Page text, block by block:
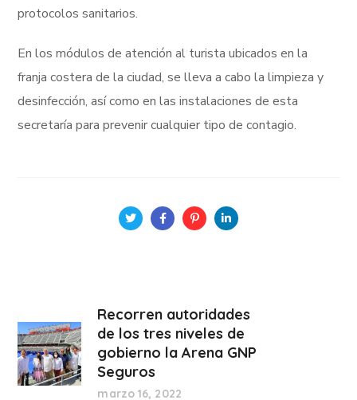
protocolos sanitarios.
En los módulos de atención al turista ubicados en la
franja costera de la ciudad, se lleva a cabo la limpieza y
desinfección, así como en las instalaciones de esta
secretaría para prevenir cualquier tipo de contagio.
Recorren autoridades
de los tres niveles de
gobierno la Arena GNP
Seguros
marzo 16, 2022